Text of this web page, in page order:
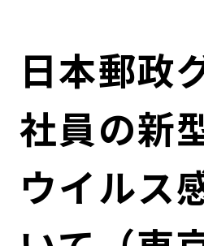
コンプライアンス
ガバナンス
コンダクト向上の取組み
ローカル共創イニシアティブ
個人投資家のみなさまへ
株式情報
財務情報・IR資料
IRニュース
担当役員メッセージ
サステナビリティマネジメント
持続可能な金融のフレームワーク
環境
日本郵政
社員の新
ウイルス